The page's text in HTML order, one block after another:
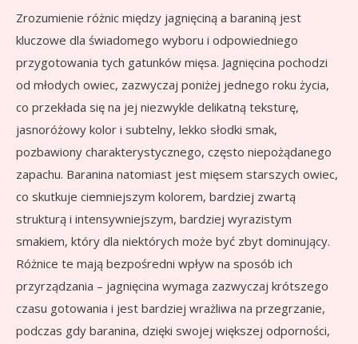
Zrozumienie różnic między jagnięciną a baraniną jest
kluczowe dla świadomego wyboru i odpowiedniego
przygotowania tych gatunków mięsa. Jagnięcina pochodzi
od młodych owiec, zazwyczaj poniżej jednego roku życia,
co przekłada się na jej niezwykle delikatną teksturę,
jasnoróżowy kolor i subtelny, lekko słodki smak,
pozbawiony charakterystycznego, często niepożądanego
zapachu. Baranina natomiast jest mięsem starszych owiec,
co skutkuje ciemniejszym kolorem, bardziej zwartą
strukturą i intensywniejszym, bardziej wyrazistym
smakiem, który dla niektórych może być zbyt dominujący.
Różnice te mają bezpośredni wpływ na sposób ich
przyrządzania – jagnięcina wymaga zazwyczaj krótszego
czasu gotowania i jest bardziej wrażliwa na przegrzanie,
podczas gdy baranina, dzięki swojej większej odporności,